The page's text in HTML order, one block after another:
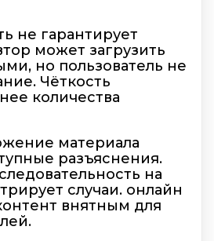
не гарантирует
может загрузить
но пользователь не
Чёткость
количества
материала
разъяснения.
на
случаи. онлайн
внятным для